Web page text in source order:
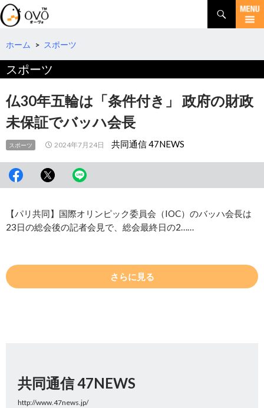
検
索
コ
テ
へ
ホーム > スポーツ
スポーツ
仏30年五輪は「条件付き」 政府の財政
未保証でバッハ会長
スポーツ 2024年7月24日 共同通信 47NEWS
【パリ共同】国際オリンピック委員会（IOC）のバッハ会長は
23日の総会後の記者会見で、総会最終日の2……
さらに見る
共同通信 47NEWS
http://www.47news.jp/